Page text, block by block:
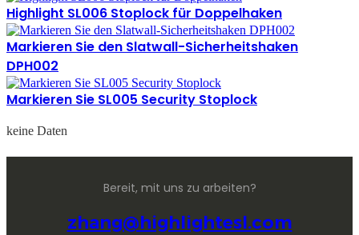
Highlight SL006 Stoplock für Doppelhaken
Markieren Sie den Slatwall-Sicherheitshaken
DPH002
Markieren Sie SL005 Security Stoplock
keine Daten
Bereit, mit uns zu arbeiten?
zhang@highlightesl.com